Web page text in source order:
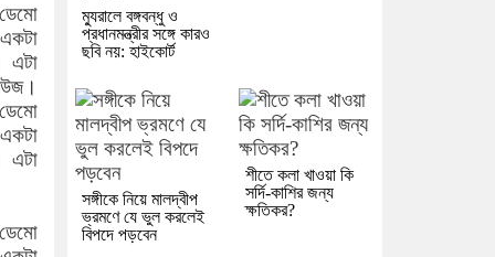
এটা
এটা
ম্যুরালে বঙ্গবন্ধু ও
প্রধানমন্ত্রীর সঙ্গে কারও
ছবি নয়: হাইকোর্ট
সঙ্গীকে নিয়ে মালদ্বীপ
ভ্রমণে যে ভুল করলেই
বিপদে পড়বেন
শীতে কলা খাওয়া কি
সর্দি-কাশির জন্য
ক্ষতিকর?